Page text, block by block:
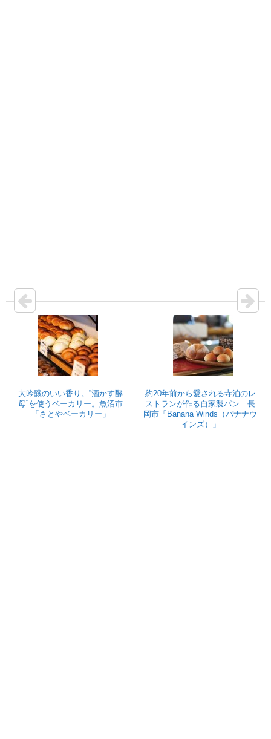
大吟醸のいい香り。”酒かす酵
母”を使うベーカリー。魚沼市
「さとやベーカリー」
約20年前から愛される寺泊のレ
ストランが作る自家製パン 長
岡市「Banana Winds（バナナウ
インズ）」